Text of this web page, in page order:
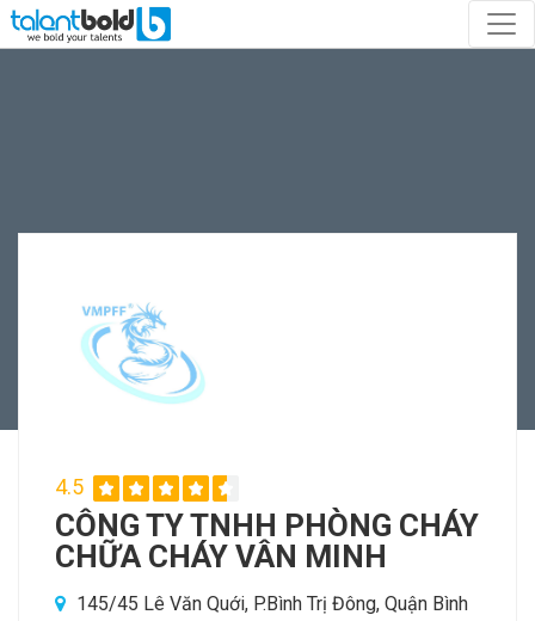
4.5
CÔNG TY TNHH PHÒNG CHÁY
CHỮA CHÁY VÂN MINH
145/45 Lê Văn Quới, P.Bình Trị Đông, Quận Bình